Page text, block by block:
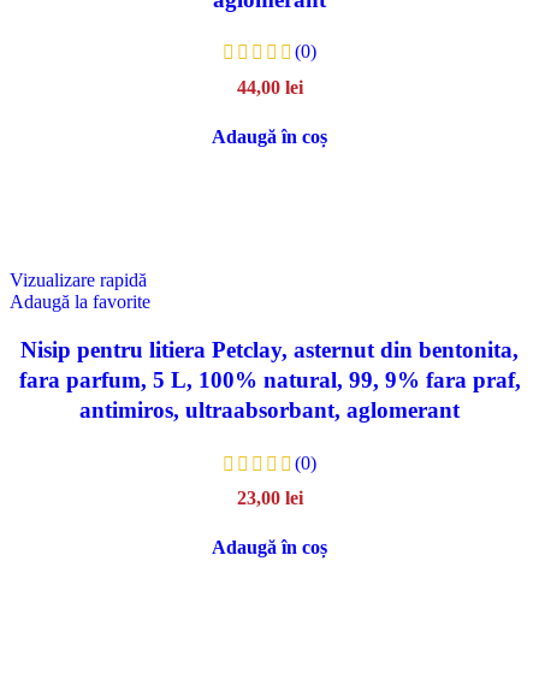
(0)
44,00 lei
Adaugă în coș
Vizualizare rapidă
Adaugă la favorite
Nisip pentru litiera Petclay, asternut din bentonita,
fara parfum, 5 L, 100% natural, 99, 9% fara praf,
antimiros, ultraabsorbant, aglomerant
(0)
23,00 lei
Adaugă în coș